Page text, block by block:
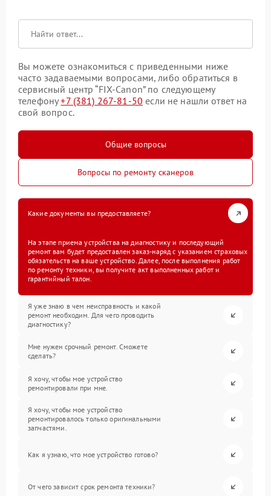
Вы можете ознакомиться с приведенными ниже
часто задаваемыми вопросами, либо обратиться в
сервисный центр “FIX-Canon” по следующему
телефону+7 (381) 267-81-50 если не нашли ответ на
свой вопрос.
Общие вопросы
Вопросы по ремонту сканеров
Какие документы вы предоставляете?
На этапе приема устройства на диагностику и последующий
ремонт вам будет предоставлен заказ-наряд с указанием страховых
обязательств на ваше устройство. Далее, после выполнения работ
по ремонту техники, вы получите акт выполненных работ и
гарантийный талон.
Я уже знаю в чем неисправность и какой
ремонт необходим. Для чего проводить
диагностику?
Мне нужен срочный ремонт. Сможете
сделать?
Я хочу, чтобы мое устройство
ремонтировали при мне.
Я хочу, чтобы мое устройство
ремонтировалось только оригинальными
запчастями.
Как я узнаю, что мое устройство готово?
От чего зависит срок ремонта техники?